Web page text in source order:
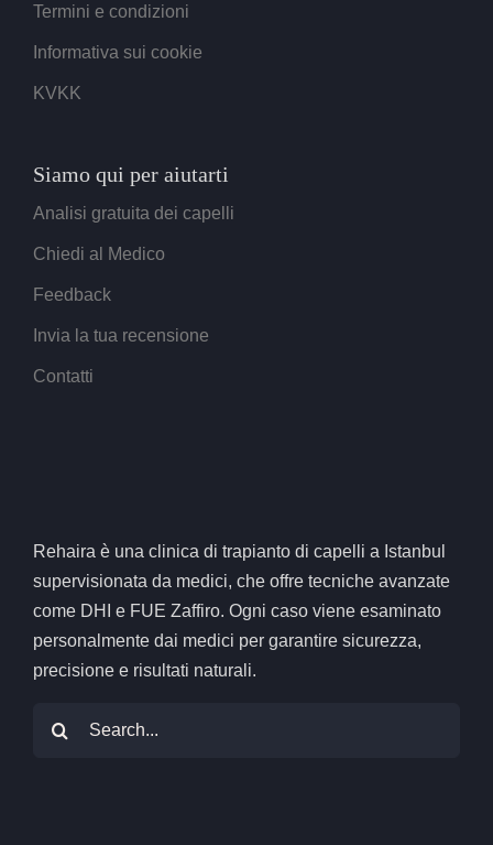
Termini e condizioni
Informativa sui cookie
KVKK
Siamo qui per aiutarti
Analisi gratuita dei capelli
Chiedi al Medico
Feedback
Invia la tua recensione
Contatti
Rehaira è una clinica di trapianto di capelli a Istanbul
supervisionata da medici, che offre tecniche avanzate
come DHI e FUE Zaffiro. Ogni caso viene esaminato
personalmente dai medici per garantire sicurezza,
precisione e risultati naturali.